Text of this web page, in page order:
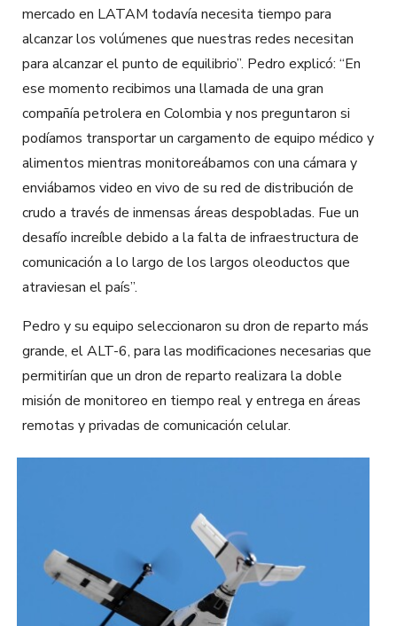
mercado en LATAM todavía necesita tiempo para
alcanzar los volúmenes que nuestras redes necesitan
para alcanzar el punto de equilibrio”. Pedro explicó: “En
ese momento recibimos una llamada de una gran
compañía petrolera en Colombia y nos preguntaron si
podíamos transportar un cargamento de equipo médico y
alimentos mientras monitoreábamos con una cámara y
enviábamos video en vivo de su red de distribución de
crudo a través de inmensas áreas despobladas. Fue un
desafío increíble debido a la falta de infraestructura de
comunicación a lo largo de los largos oleoductos que
atraviesan el país”.
Pedro y su equipo seleccionaron su dron de reparto más
grande, el ALT-6, para las modificaciones necesarias que
permitirían que un dron de reparto realizara la doble
misión de monitoreo en tiempo real y entrega en áreas
remotas y privadas de comunicación celular.